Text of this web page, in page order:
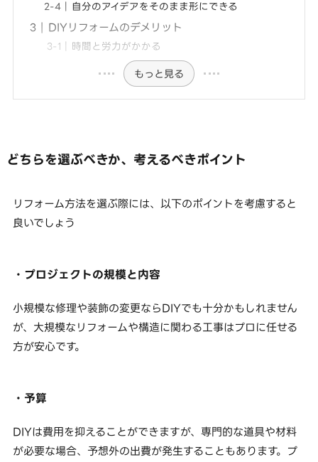
自分のアイデアをそのまま形にできる
DIYリフォームのデメリット
時間と労力がかかる
もっと見る
どちらを選ぶべきか、考えるべきポイント
リフォーム方法を選ぶ際には、以下のポイントを考慮すると
良いでしょう
・プロジェクトの規模と内容
小規模な修理や装飾の変更ならDIYでも十分かもしれません
が、大規模なリフォームや構造に関わる工事はプロに任せる
方が安心です。
・予算
DIYは費用を抑えることができますが、専門的な道具や材料
が必要な場合、予想外の出費が発生することもあります。プ